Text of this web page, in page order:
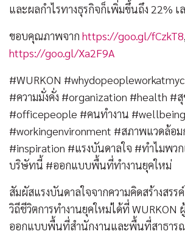
และผลกำไรทางธุรกิจก็เพิ่มขึ้นถึง 22% เ
ขอบคุณภาพจาก https://goo.gl/fCzkT8,
https://goo.gl/Xa2F9A
#WURKON
#ความมั่งคั่ง #organization #health #
#officepeople #คนทำงาน
#workingenvironment #สภาพแวดล้อม
#inspiration #แรงบันดาลใจ #ทำไมพวก
บริษัทนี้ #ออกแบบพื้นที่ทำงานยุคใหม่
สัมผัสแรงบันดาลใจจากความคิดสร้างสร
วิถีชีวิตการทำงานยุคใหม่ได้ที่ WURKON
ออกแบบพื้นที่สำนักงานและพื้นที่สาธาร